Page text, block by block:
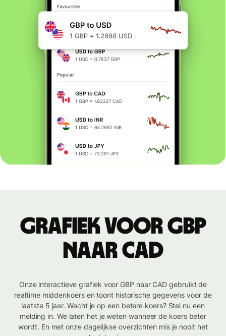
Grafiek voor GBP
naar CAD
Onze interactieve grafiek voor GBP naar CAD gebruikt de
realtime middenkoers en toont historische gegevens voor de
laatste 5 jaar. Wacht je op een betere koers? Stel nu een
melding in. We laten het je weten wanneer de koers beter
wordt. En met onze dagelijkse overzichten mis je nooit het